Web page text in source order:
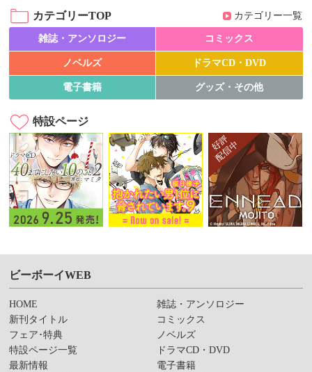
カテゴリーTOP カテゴリー一覧
雑誌・アンソロジー コミックス
ノベルズ ドラマCD・DVD
電子書籍 グッズ・その他
特設ページ
ビーボーイWEB
HOME
新刊タイトル
フェア･特典
特設ページ一覧
最新情報
雑誌・アンソロジー
コミックス
ノベルズ
ドラマCD・DVD
電子書籍